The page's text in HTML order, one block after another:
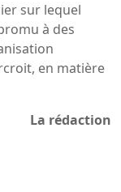
sur lequel
à des
en matière
La rédaction